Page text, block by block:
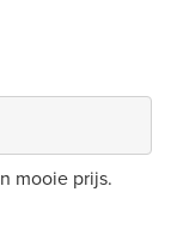
mooie prijs.